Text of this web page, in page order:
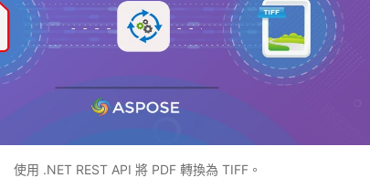
使用 .NET REST API 將 PDF 轉換為 TIFF。